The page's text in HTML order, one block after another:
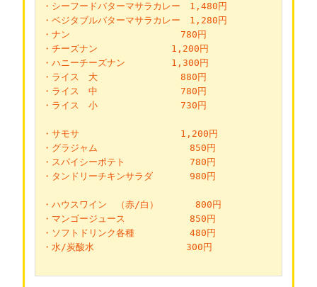
・シーフードバターマサラカレー　1,480円
・ベジタブルバターマサラカレー　1,280円
・ナン　　　　　　　　　　　　780円
・チーズナン　　　　　　　　1,200円
・ハニーチーズナン　　　　　1,300円
・ライス　大　　　　　　　　　880円
・ライス　中　　　　　　　　　780円
・ライス　小　　　　　　　　　730円
・サモサ　　　　　　　　　　　1,200円
・グラジャム　　　　　　　　　　850円
・スパイシーポテト　　　　　　　780円
・タンドリーチキンサラダ　　　　980円
・ハウスワイン　（赤/白）　　　　800円
・マンゴージュース　　　　　　　850円
・ソフトドリンク各種　　　　　　480円
・水/炭酸水　　　　　　　　　　300円